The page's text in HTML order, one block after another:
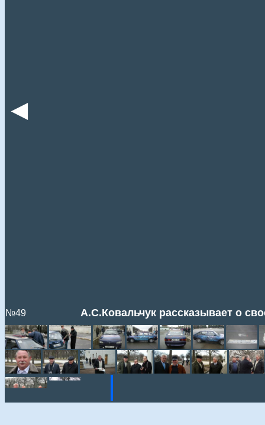
◄
№49 А.С.Ковальчук рассказывает о